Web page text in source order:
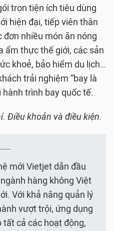
trọn tiện ích tiêu dùng
hiện đại, tiếp viên thân
nhiều món ăn nóng
ẩm thực thế giới, các sản
khoẻ, bảo hiểm du lịch…
trải nghiệm “bay là
trình bay quốc tế.
Điều khoản và điều kiện.
mới Vietjet dẫn đầu
hàng không Việt
Với khả năng quản lý
vượt trội, ứng dụng
tất cả các hoạt động,